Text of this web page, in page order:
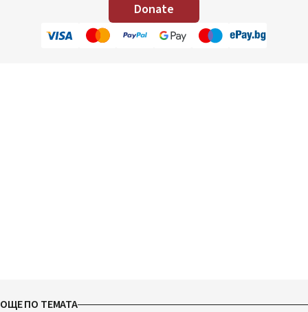
Donate
ОЩЕ ПО ТЕМАТА